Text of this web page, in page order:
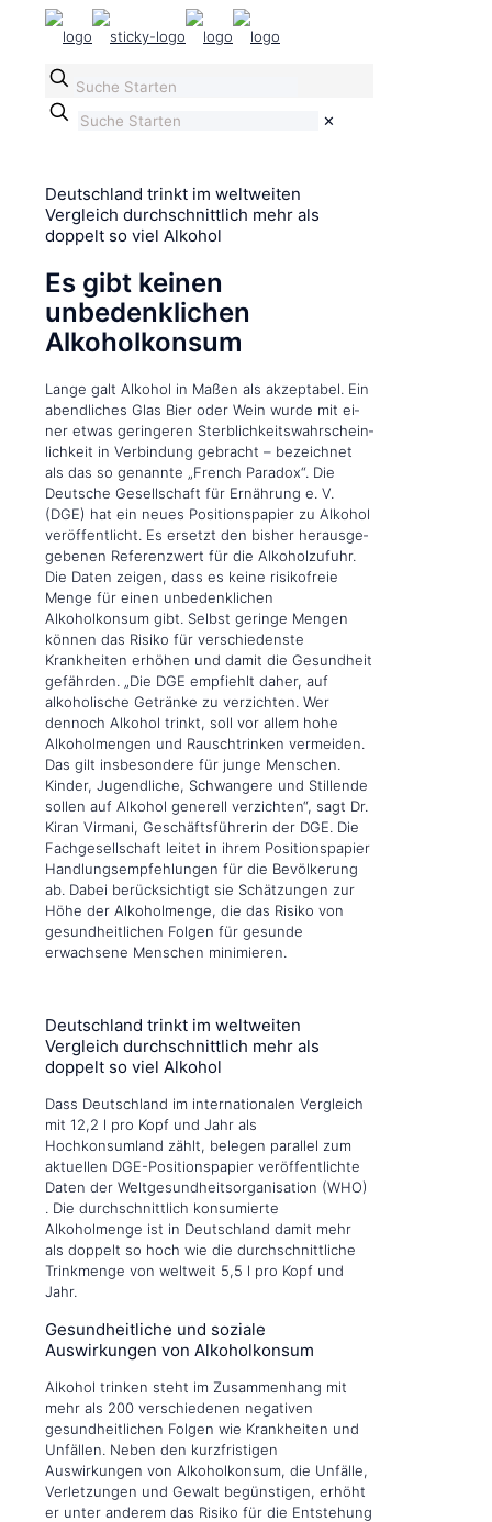
✕
Deutschland trinkt im weltweiten
Vergleich durchschnittlich mehr als
doppelt so viel Alkohol
Es gibt keinen
unbedenklichen
Alkoholkonsum
Lang­e galt Alk­o­hol in Maßen als ak­zep­tabel. Ein
a­bend­lich­es Glas Bier oder Wein wur­de mit ei­
ner et­was ge­ring­er­en Sterb­lich­keits­wahr­schein­
lich­keit in Ver­bin­dung ge­bracht – be­zeich­net
als das so ge­nann­te „French Paradox“. Die
Deut­sche Ge­sel­lschaft für Er­nähr­ung e. V.
(DGE) hat ein neu­es Po­si­tions­pa­pier zu Al­ko­hol
ver­öf­fen­tlicht. Es er­setzt den bis­her her­aus­ge­
ge­ben­en Ref­er­enz­wert für die Al­ko­hol­zu­fuhr.
Die Daten zeigen, dass es keine risikofreie
Menge für einen unbedenklichen
Alkoholkonsum gibt. Selbst geringe Mengen
können das Risiko für verschiedenste
Krankheiten erhöhen und damit die Gesundheit
gefährden. „Die DGE empfiehlt daher, auf
alkoholische Getränke zu verzichten. Wer
dennoch Alkohol trinkt, soll vor allem hohe
Alkoholmengen und Rauschtrinken vermeiden.
Das gilt insbesondere für junge Menschen.
Kinder, Jugendliche, Schwangere und Stillende
sollen auf Alkohol generell verzichten“, sagt Dr.
Kiran Virmani, Geschäftsführerin der DGE. Die
Fachgesellschaft leitet in ihrem Positionspapier
Handlungsempfehlungen für die Bevölkerung
ab. Dabei berücksichtigt sie Schätzungen zur
Höhe der Alkoholmenge, die das Risiko von
gesundheitlichen Folgen für gesunde
erwachsene Menschen minimieren.
Deutschland trinkt im weltweiten
Vergleich durchschnittlich mehr als
doppelt so viel Alkohol
Dass Deutschland im internationalen Vergleich
mit 12,2 l pro Kopf und Jahr als
Hochkonsumland zählt, belegen parallel zum
aktuellen DGE-Positionspapier veröffentlichte
Daten der Weltgesundheitsorganisation (WHO)
. Die durchschnittlich konsumierte
Alkoholmenge ist in Deutschland damit mehr
als doppelt so hoch wie die durchschnittliche
Trinkmenge von weltweit 5,5 l pro Kopf und
Jahr.
Gesundheitliche und soziale
Auswirkungen von Alkoholkonsum
Alkohol trinken steht im Zusammenhang mit
mehr als 200 verschiedenen negativen
gesundheitlichen Folgen wie Krankheiten und
Unfällen. Neben den kurzfristigen
Auswirkungen von Alkoholkonsum, die Unfälle,
Verletzungen und Gewalt begünstigen, erhöht
er unter anderem das Risiko für die Entstehung